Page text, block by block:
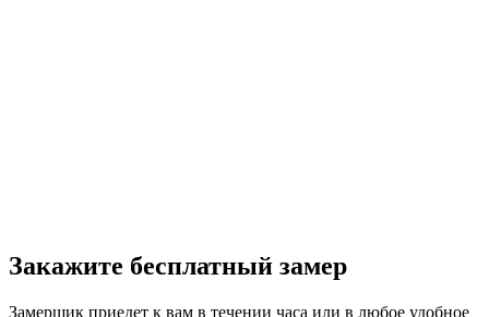
Закажите бесплатный замер
Замерщик приедет к вам в течении часа или в любое удобное